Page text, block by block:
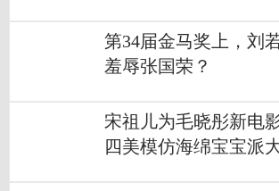
第34届金马奖上，刘
羞辱张国荣？
宋祖儿为毛晓彤新电
四美模仿海绵宝宝派